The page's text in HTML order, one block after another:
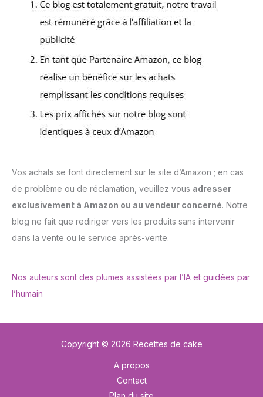
Vos achats se font directement sur le site d’Amazon ; en cas
de problème ou de réclamation, veuillez vous adresser
exclusivement à Amazon ou au vendeur concerné. Notre
blog ne fait que rediriger vers les produits sans intervenir
dans la vente ou le service après-vente.
Nos auteurs sont des plumes assistées par l’IA et guidées par
l’humain
Copyright © 2026 Recettes de cake
A propos
Contact